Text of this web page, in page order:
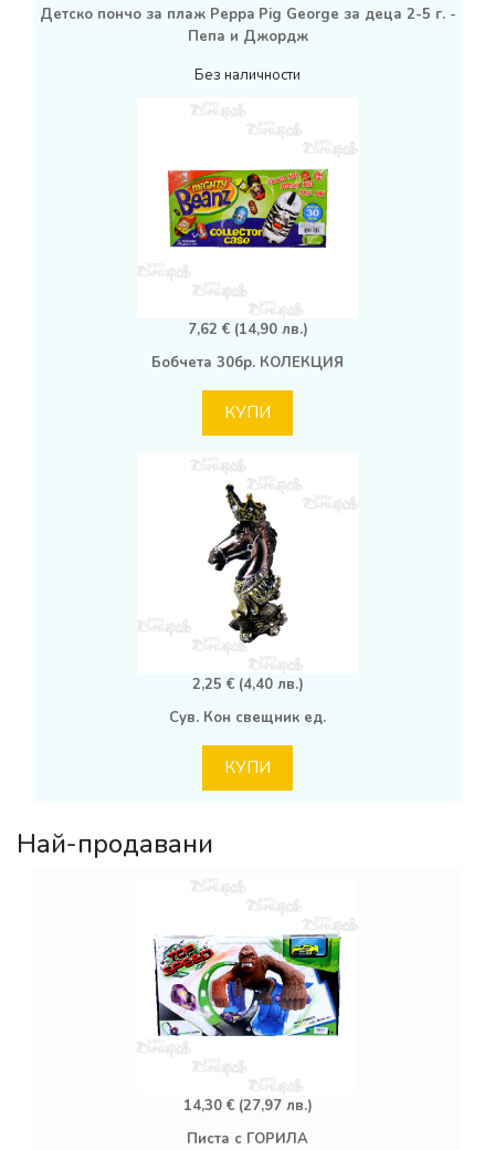
Детско пончо за плаж Peppa Pig George за деца 2-5 г. -
Пепа и Джордж
Без наличности
7,62 € (14,90 лв.)
Бобчета 30бр. КОЛЕКЦИЯ
КУПИ
2,25 € (4,40 лв.)
Сув. Кон свещник ед.
КУПИ
Най-продавани
14,30 € (27,97 лв.)
Писта с ГОРИЛА